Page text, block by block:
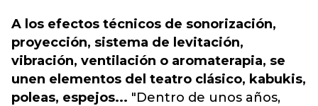
A los efectos técnicos de sonorización,
proyección, sistema de levitación,
vibración, ventilación o aromaterapia, se
unen elementos del teatro clásico, kabukis,
poleas, espejos... "Dentro de unos años,